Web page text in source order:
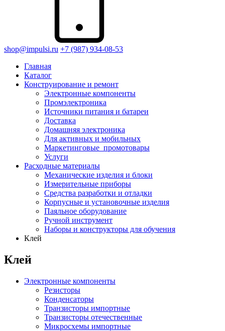
shop@impulsi.ru +7 (987) 934-08-53
Главная
Каталог
Конструирование и ремонт
Электронные компоненты
Промэлектроника
Источники питания и батареи
Доставка
Домашняя электроника
Для активных и мобильных
Маркетинговые_промотовары
Услуги
Расходные материалы
Механические изделия и блоки
Измерительные приборы
Средства разработки и отладки
Корпусные и установочные изделия
Паяльное оборудование
Ручной инструмент
Наборы и конструкторы для обучения
Клей
Клей
Электронные компоненты
Резисторы
Конденсаторы
Транзисторы импортные
Транзисторы отечественные
Микросхемы импортные